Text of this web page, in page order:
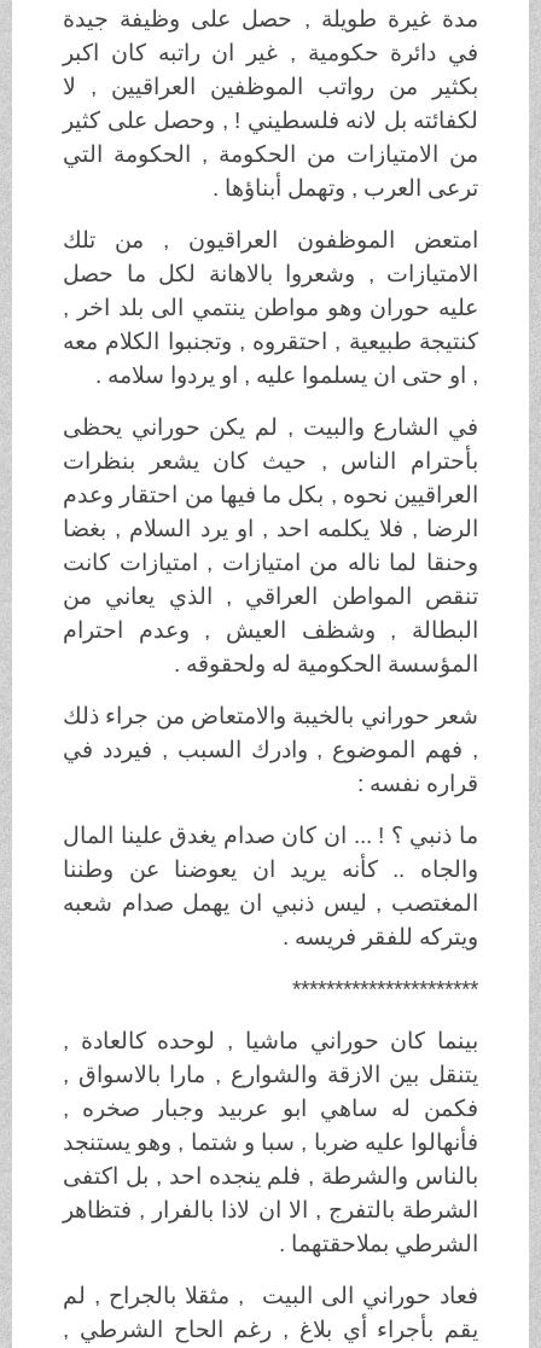
مدة غيرة طويلة , حصل على وظيفة جيدة
في دائرة حكومية , غير ان راتبه كان اكبر
بكثير من رواتب الموظفين العراقيين , لا
لكفائته بل لانه فلسطيني ! , وحصل على كثير
من الامتيازات من الحكومة , الحكومة التي
ترعى العرب , وتهمل أبناؤها .
امتعض الموظفون العراقيون , من تلك
الامتيازات , وشعروا بالاهانة لكل ما حصل
عليه حوران وهو مواطن ينتمي الى بلد اخر ,
كنتيجة طبيعية , احتقروه , وتجنبوا الكلام معه
, او حتى ان يسلموا عليه , او يردوا سلامه .
في الشارع والبيت , لم يكن حوراني يحظى
بأحترام الناس , حيث كان يشعر بنظرات
العراقيين نحوه , بكل ما فيها من احتقار وعدم
الرضا , فلا يكلمه احد , او يرد السلام , بغضا
وحنقا لما ناله من امتيازات , امتيازات كانت
تنقص المواطن العراقي , الذي يعاني من
البطالة , وشظف العيش , وعدم احترام
المؤسسة الحكومية له ولحقوقه .
شعر حوراني بالخيبة والامتعاض من جراء ذلك
, فهم الموضوع , وادرك السبب , فيردد في
قراره نفسه :
ما ذنبي ؟ ! ... ان كان صدام يغدق علينا المال
والجاه .. كأنه يريد ان يعوضنا عن وطننا
المغتصب , ليس ذنبي ان يهمل صدام شعبه
ويتركه للفقر فريسه .
**********************
بينما كان حوراني ماشيا , لوحده كالعادة ,
يتنقل بين الازقة والشوارع , مارا بالاسواق ,
فكمن له ساهي ابو عربيد وجبار صخره ,
فأنهالوا عليه ضربا , سبا و شتما , وهو يستنجد
بالناس والشرطة , فلم ينجده احد , بل اكتفى
الشرطة بالتفرج , الا ان لاذا بالفرار , فتظاهر
الشرطي بملاحقتهما .
فعاد حوراني الى البيت , مثقلا بالجراح , لم
يقم بأجراء أي بلاغ , رغم الحاح الشرطي ,